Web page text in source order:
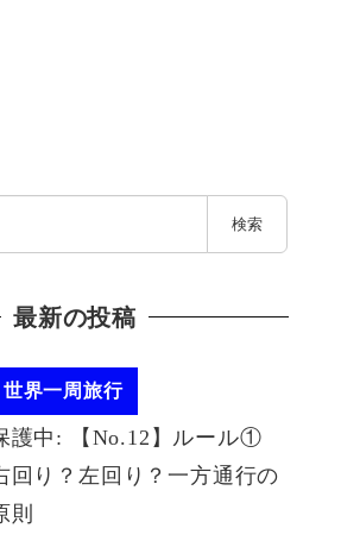
検索
最新の投稿
世界一周旅行
護中: 【No.12】ルール①
回り？左回り？一方通行の
則